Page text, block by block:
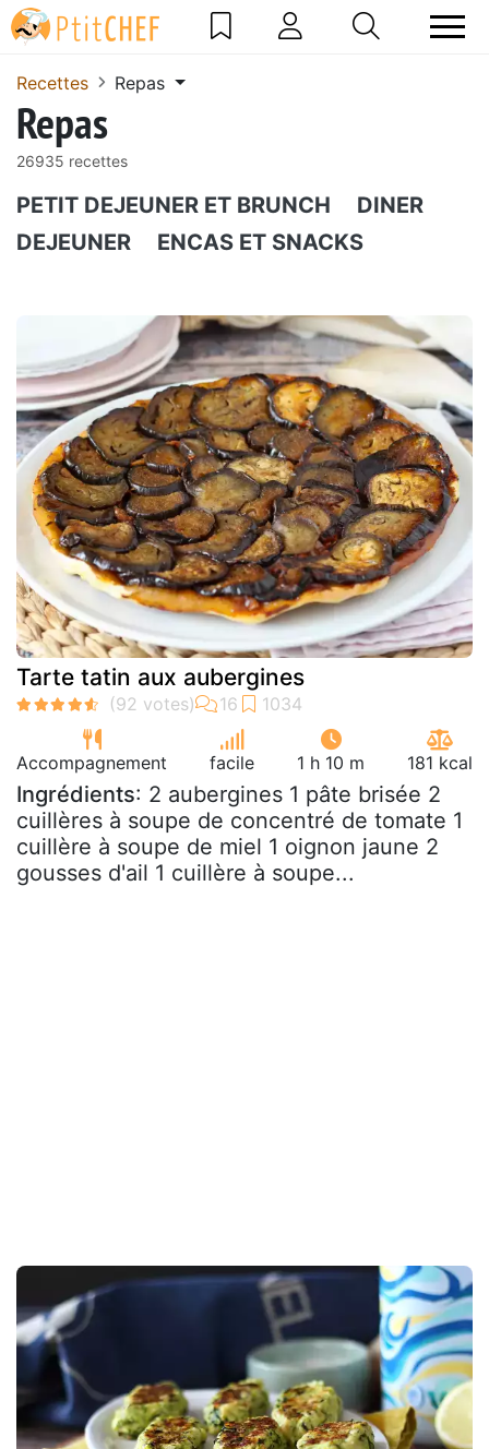
Recettes Repas
Repas
26935 recettes
PETIT DEJEUNER ET BRUNCH
DINER
DEJEUNER
ENCAS ET SNACKS
Tarte tatin aux aubergines
Accompagnement facile 1 h 10 m 181 kcal
Ingrédients: 2 aubergines 1 pâte brisée 2
cuillères à soupe de concentré de tomate 1
cuillère à soupe de miel 1 oignon jaune 2
gousses d'ail 1 cuillère à soupe...